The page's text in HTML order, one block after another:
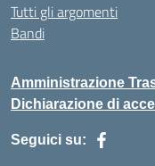
Tutti gli argomenti
Bandi
Amministrazione
Dichiarazione di
Seguici su: